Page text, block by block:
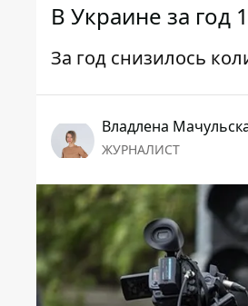
В Украине за год
За год снизилось
Владлена
ЖУРНАЛИСТ